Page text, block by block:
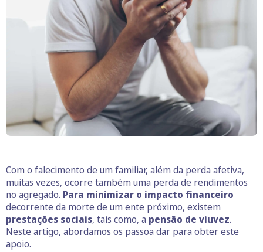
Com o falecimento de um familiar, além da perda afetiva,
muitas vezes, ocorre também uma perda de rendimentos
no agregado. Para minimizar o impacto financeiro
decorrente da morte de um ente próximo, existem
prestações sociais, tais como, a pensão de viuvez.
Neste artigo, abordamos os passoa dar para obter este
apoio.